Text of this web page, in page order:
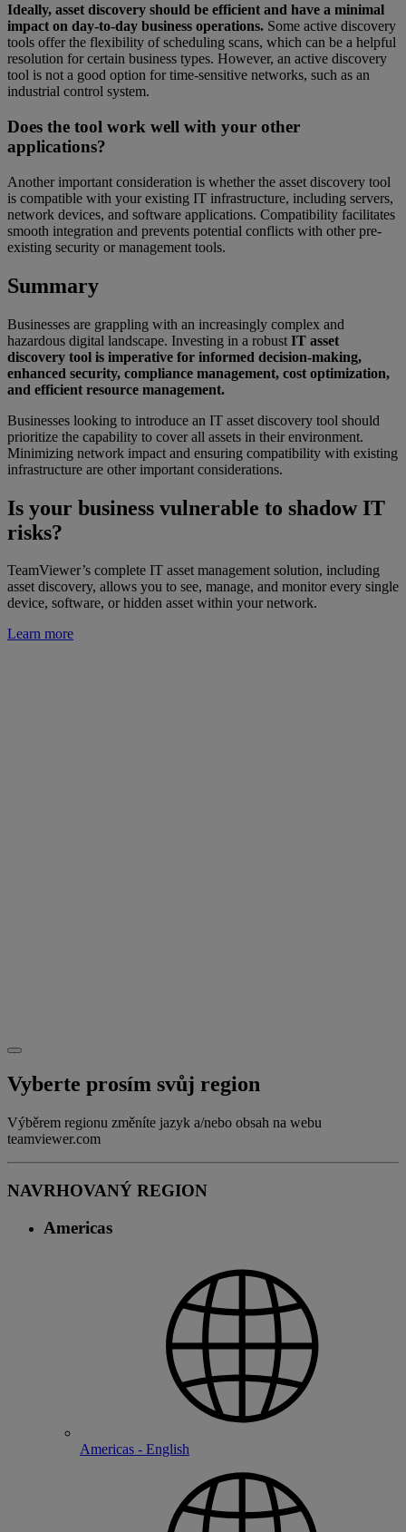
Ideally, asset discovery should be efficient and have a minimal
impact on day-to-day business operations. Some active discovery
tools offer the flexibility of scheduling scans, which can be a helpful
resolution for certain business types. However, an active discovery
tool is not a good option for time-sensitive networks, such as an
industrial control system.
Does the tool work well with your other
applications?
Another important consideration is whether the asset discovery tool
is compatible with your existing IT infrastructure, including servers,
network devices, and software applications. Compatibility facilitates
smooth integration and prevents potential conflicts with other pre-
existing security or management tools.
Summary
Businesses are grappling with an increasingly complex and
hazardous digital landscape. Investing in a robust IT asset
discovery tool is imperative for informed decision-making,
enhanced security, compliance management, cost optimization,
and efficient resource management.
Businesses looking to introduce an IT asset discovery tool should
prioritize the capability to cover all assets in their environment.
Minimizing network impact and ensuring compatibility with existing
infrastructure are other important considerations.
Is your business vulnerable to shadow IT
risks?
TeamViewer’s complete IT asset management solution, including
asset discovery, allows you to see, manage, and monitor every single
device, software, or hidden asset within your network.
Learn more
Vyberte prosím svůj region
Výběrem regionu změníte jazyk a/nebo obsah na webu
teamviewer.com
NAVRHOVANÝ REGION
Americas
Americas - English